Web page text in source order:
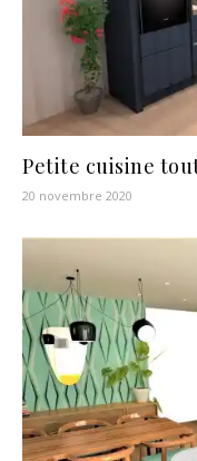
Petite cuisine
20 novembre 2020